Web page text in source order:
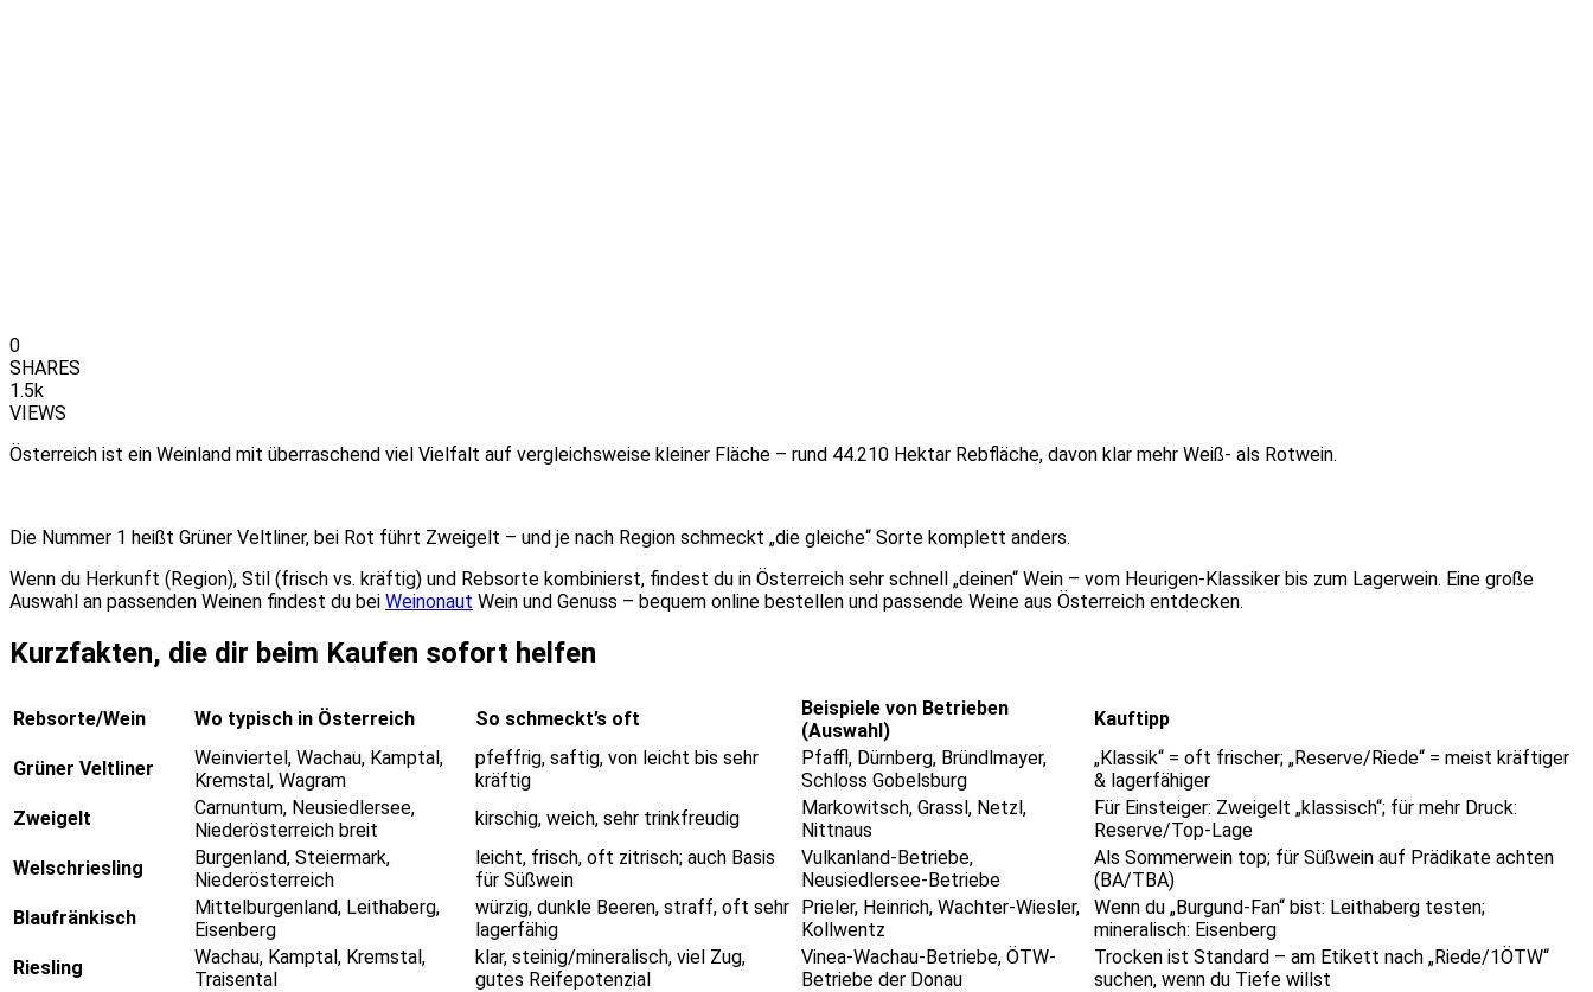
0
SHARES
1.5k
VIEWS
Österreich ist ein Weinland mit überraschend viel Vielfalt auf vergleichsweise kleiner Fläche – rund 44.210 Hektar Rebfläche, davon klar mehr Weiß- als Rotwein.
Die Nummer 1 heißt Grüner Veltliner, bei Rot führt Zweigelt – und je nach Region schmeckt „die gleiche“ Sorte komplett anders.
Wenn du Herkunft (Region), Stil (frisch vs. kräftig) und Rebsorte kombinierst, findest du in Österreich sehr schnell „deinen“ Wein – vom Heurigen-Klassiker bis zum Lagerwein. Eine große
Auswahl an passenden Weinen findest du bei Weinonaut Wein und Genuss – bequem online bestellen und passende Weine aus Österreich entdecken.
Kurzfakten, die dir beim Kaufen sofort helfen
Rebsorte/Wein Wo typisch in Österreich So schmeckt’s oft
Beispiele von Betrieben
(Auswahl)
Kauftipp
Grüner Veltliner
Weinviertel, Wachau, Kamptal,
Kremstal, Wagram
pfeffrig, saftig, von leicht bis sehr
kräftig
Pfaffl, Dürnberg, Bründlmayer,
Schloss Gobelsburg
„Klassik“ = oft frischer; „Reserve/Riede“ = meist kräftiger
& lagerfähiger
Zweigelt
Carnuntum, Neusiedlersee,
Niederösterreich breit
kirschig, weich, sehr trinkfreudig
Markowitsch, Grassl, Netzl,
Nittnaus
Für Einsteiger: Zweigelt „klassisch“; für mehr Druck:
Reserve/Top-Lage
Welschriesling
Burgenland, Steiermark,
Niederösterreich
leicht, frisch, oft zitrisch; auch Basis
für Süßwein
Vulkanland-Betriebe,
Neusiedlersee-Betriebe
Als Sommerwein top; für Süßwein auf Prädikate achten
(BA/TBA)
Blaufränkisch
Mittelburgenland, Leithaberg,
Eisenberg
würzig, dunkle Beeren, straff, oft sehr
lagerfähig
Prieler, Heinrich, Wachter-Wiesler,
Kollwentz
Wenn du „Burgund-Fan“ bist: Leithaberg testen;
mineralisch: Eisenberg
Riesling
Wachau, Kamptal, Kremstal,
Traisental
klar, steinig/mineralisch, viel Zug,
gutes Reifepotenzial
Vinea-Wachau-Betriebe, ÖTW-
Betriebe der Donau
Trocken ist Standard – am Etikett nach „Riede/1ÖTW“
suchen, wenn du Tiefe willst